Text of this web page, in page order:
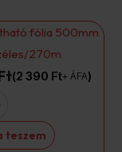
fólia 500mm
270m
2 390 Ft+ ÁFA
teszem